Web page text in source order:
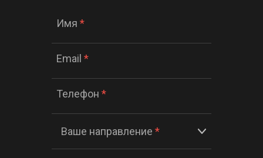
Имя *
Email *
Телефон *
Ваше направление *